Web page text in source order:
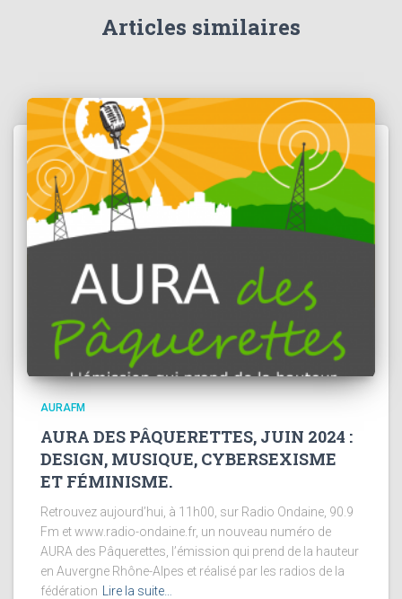
Articles similaires
AURAFM
AURA DES PÂQUERETTES, JUIN 2024 :
DESIGN, MUSIQUE, CYBERSEXISME
ET FÉMINISME.
Retrouvez aujourd’hui, à 11h00, sur Radio Ondaine, 90.9
Fm et www.radio-ondaine.fr, un nouveau numéro de
AURA des Pâquerettes, l’émission qui prend de la hauteur
en Auvergne Rhône-Alpes et réalisé par les radios de la
fédération
Lire la suite…